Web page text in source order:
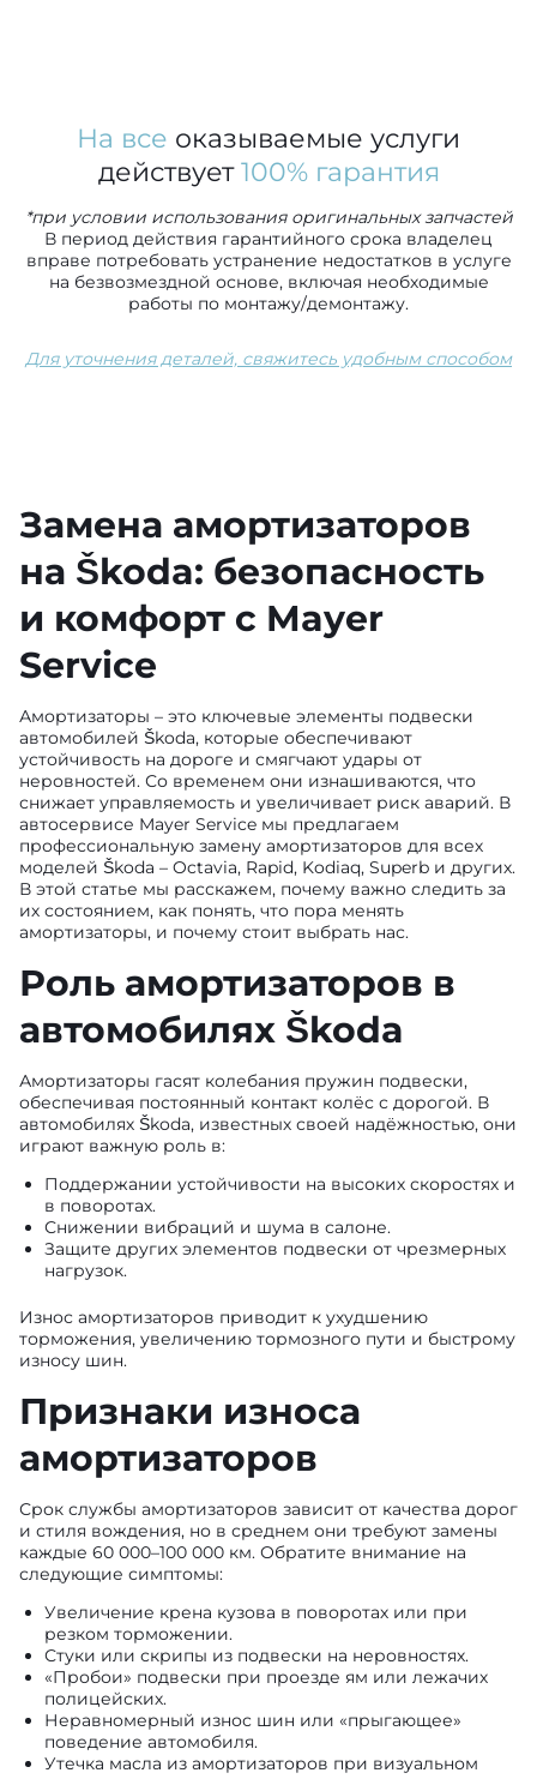
На все оказываемые услуги
действует100% гарантия
*при условии использования оригинальных запчастей
В период действия гарантийного срока владелец
вправе потребовать устранение недостатков в услуге
на безвозмездной основе, включая необходимые
работы по монтажу/демонтажу.
Для уточнения деталей, свяжитесь удобным способом
Замена амортизаторов
на Škoda: безопасность
и комфорт с Mayer
Service
Амортизаторы – это ключевые элементы подвески
автомобилей Škoda, которые обеспечивают
устойчивость на дороге и смягчают удары от
неровностей. Со временем они изнашиваются, что
снижает управляемость и увеличивает риск аварий. В
автосервисе Mayer Service мы предлагаем
профессиональную замену амортизаторов для всех
моделей Škoda – Octavia, Rapid, Kodiaq, Superb и других.
В этой статье мы расскажем, почему важно следить за
их состоянием, как понять, что пора менять
амортизаторы, и почему стоит выбрать нас.
Роль амортизаторов в
автомобилях Škoda
Амортизаторы гасят колебания пружин подвески,
обеспечивая постоянный контакт колёс с дорогой. В
автомобилях Škoda, известных своей надёжностью, они
играют важную роль в:
Поддержании устойчивости на высоких скоростях и
в поворотах.
Снижении вибраций и шума в салоне.
Защите других элементов подвески от чрезмерных
нагрузок.
Износ амортизаторов приводит к ухудшению
торможения, увеличению тормозного пути и быстрому
износу шин.
Признаки износа
амортизаторов
Срок службы амортизаторов зависит от качества дорог
и стиля вождения, но в среднем они требуют замены
каждые 60 000–100 000 км. Обратите внимание на
следующие симптомы:
Увеличение крена кузова в поворотах или при
резком торможении.
Стуки или скрипы из подвески на неровностях.
«Пробои» подвески при проезде ям или лежачих
полицейских.
Неравномерный износ шин или «прыгающее»
поведение автомобиля.
Утечка масла из амортизаторов при визуальном